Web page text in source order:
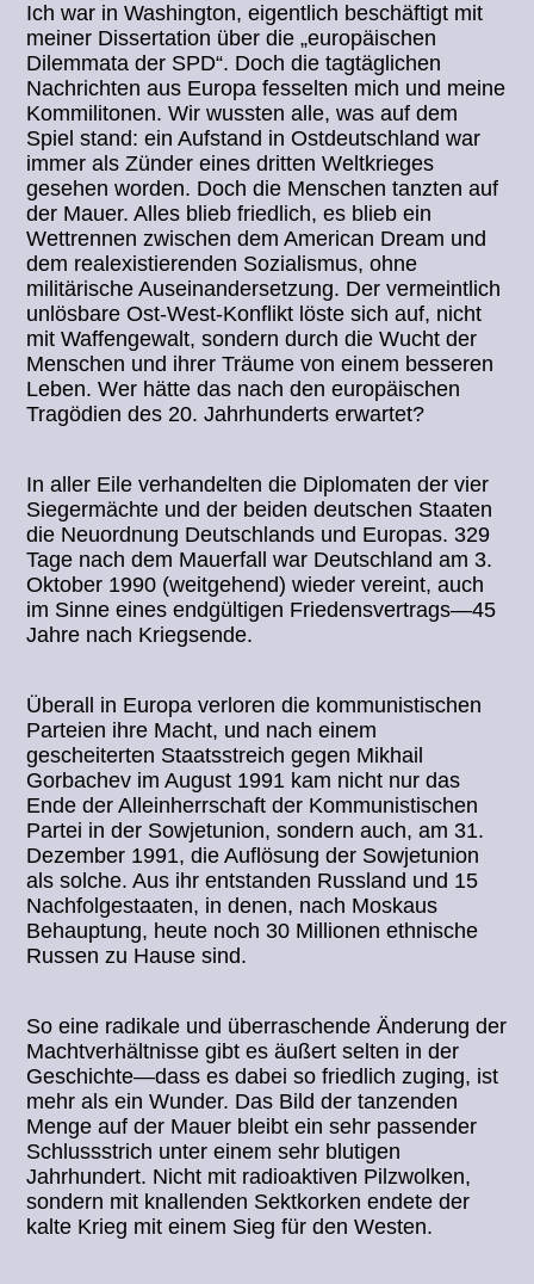
Ich war in Washington, eigentlich beschäftigt mit
meiner Dissertation über die „europäischen
Dilemmata der SPD“. Doch die tagtäglichen
Nachrichten aus Europa fesselten mich und meine
Kommilitonen. Wir wussten alle, was auf dem
Spiel stand: ein Aufstand in Ostdeutschland war
immer als Zünder eines dritten Weltkrieges
gesehen worden. Doch die Menschen tanzten auf
der Mauer. Alles blieb friedlich, es blieb ein
Wettrennen zwischen dem American Dream und
dem realexistierenden Sozialismus, ohne
militärische Auseinandersetzung. Der vermeintlich
unlösbare Ost-West-Konflikt löste sich auf, nicht
mit Waffengewalt, sondern durch die Wucht der
Menschen und ihrer Träume von einem besseren
Leben. Wer hätte das nach den europäischen
Tragödien des 20. Jahrhunderts erwartet?
In aller Eile verhandelten die Diplomaten der vier
Siegermächte und der beiden deutschen Staaten
die Neuordnung Deutschlands und Europas. 329
Tage nach dem Mauerfall war Deutschland am 3.
Oktober 1990 (weitgehend) wieder vereint, auch
im Sinne eines endgültigen Friedensvertrags—45
Jahre nach Kriegsende.
Überall in Europa verloren die kommunistischen
Parteien ihre Macht, und nach einem
gescheiterten Staatsstreich gegen Mikhail
Gorbachev im August 1991 kam nicht nur das
Ende der Alleinherrschaft der Kommunistischen
Partei in der Sowjetunion, sondern auch, am 31.
Dezember 1991, die Auflösung der Sowjetunion
als solche. Aus ihr entstanden Russland und 15
Nachfolgestaaten, in denen, nach Moskaus
Behauptung, heute noch 30 Millionen ethnische
Russen zu Hause sind.
So eine radikale und überraschende Änderung der
Machtverhältnisse gibt es äußert selten in der
Geschichte—dass es dabei so friedlich zuging, ist
mehr als ein Wunder. Das Bild der tanzenden
Menge auf der Mauer bleibt ein sehr passender
Schlussstrich unter einem sehr blutigen
Jahrhundert. Nicht mit radioaktiven Pilzwolken,
sondern mit knallenden Sektkorken endete der
kalte Krieg mit einem Sieg für den Westen.